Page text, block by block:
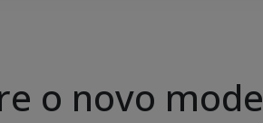
o novo